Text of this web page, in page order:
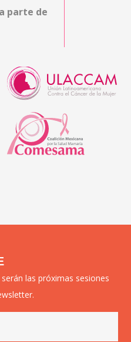
parte de
las próximas sesiones